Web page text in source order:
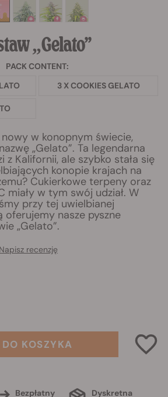
„Gelato”
PACK CONTENT:
3 X COOKIES GELATO
w konopnym świecie,
„Gelato”. Ta legendarna
z Kalifornii, ale szybko stała się
konopie krajach na
Cukierkowe terpeny oraz
miały w tym swój udział. W
przy tej uwielbianej
oferujemy nasze pyszne
„Gelato”.
Napisz recenzję
KOSZYKA
Bezpłatny
Dyskretna